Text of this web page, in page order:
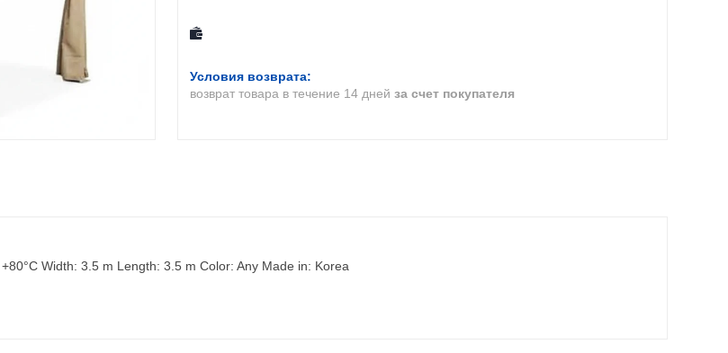
возврат товара в течение 14 дней за счет покупателя
Width: 3.5 m Length: 3.5 m Color: Any Made in: Korea